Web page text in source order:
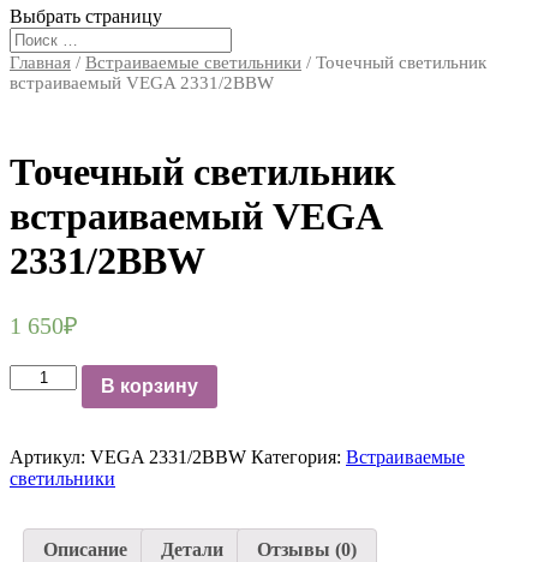
Выбрать страницу
Главная / Встраиваемые светильники / Точечный светильник
встраиваемый VEGA 2331/2BBW
Точечный светильник
встраиваемый VEGA
2331/2BBW
1 650₽
Количество
Точечный
VEGA
2331/2BBW
В корзину
Артикул: VEGA 2331/2BBW Категория: Встраиваемые
светильники
Описание Детали Отзывы (0)